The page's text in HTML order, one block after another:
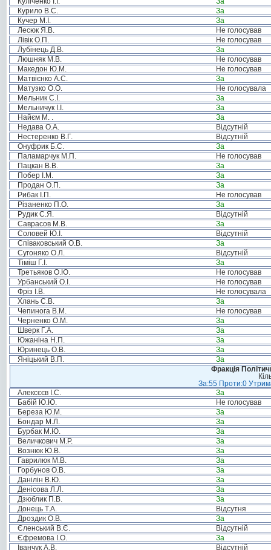
Курило В.С.
За
Кучер М.І.
За
Лесюк Я.В.
Не голосував
Лівік О.П.
Не голосував
Лубінець Д.В.
За
Люшняк М.В.
Не голосував
Македон Ю.М.
Не голосував
Матвієнко А.С.
За
Матузко О.О.
Не голосувала
Мельник С.І.
За
Мельничук І.І.
За
Найєм М. .
За
Недава О.А.
Відсутній
Нестеренко В.Г.
Відсутній
Онуфрик Б.С.
За
Паламарчук М.П.
Не голосував
Пацкан В.В.
За
Побер І.М.
За
Продан О.П.
За
Рибак І.П.
Не голосував
Різаненко П.О.
За
Рудик С.Я.
Відсутній
Саврасов М.В.
За
Соловей Ю.І.
Відсутній
Співаковський О.В.
За
Сугоняко О.Л.
Відсутній
Тіміш Г.І.
За
Третьяков О.Ю.
Не голосував
Урбанський О.І.
Не голосував
Фріз І.В.
Не голосувала
Хлань С.В.
За
Чепинога В.М.
Не голосував
Черненко О.М.
За
Шверк Г.А.
За
Южаніна Н.П.
За
Юринець О.В.
За
Яніцький В.П.
За
Фракція
За:55 Проти:0
Алексєєв І.С.
За
Бабій Ю.Ю.
Не голосував
Береза Ю.М.
За
Бондар М.Л.
За
Бурбак М.Ю.
За
Величкович М.Р.
За
Вознюк Ю.В.
За
Гаврилюк М.В.
За
Горбунов О.В.
За
Данілін В.Ю.
За
Денісова Л.Л.
За
Дзюблик П.В.
За
Донець Т.А.
Відсутня
Дроздик О.В.
За
Єленський В.Є.
Відсутній
Єфремова І.О.
За
Іванчук А.В.
Відсутній